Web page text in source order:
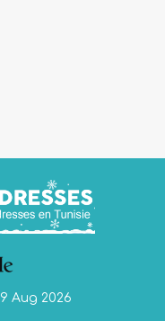
Aug 2026